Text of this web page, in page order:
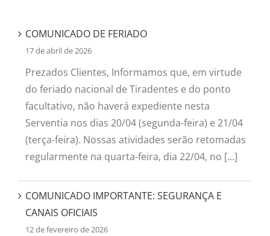
COMUNICADO DE FERIADO
17 de abril de 2026
Prezados Clientes, Informamos que, em virtude
do feriado nacional de Tiradentes e do ponto
facultativo, não haverá expediente nesta
Serventia nos dias 20/04 (segunda-feira) e 21/04
(terça-feira). Nossas atividades serão retomadas
regularmente na quarta-feira, dia 22/04, no [...]
COMUNICADO IMPORTANTE: SEGURANÇA E
CANAIS OFICIAIS
12 de fevereiro de 2026